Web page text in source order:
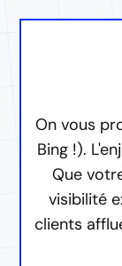
On vous
Bing !).
Que
visibilité
clients